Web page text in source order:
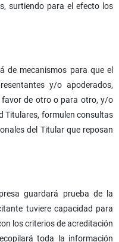
surtiendo para el efecto los
de mecanismos para que el
y/o apoderados,
favor de otro o para otro, y/o
Titulares, formulen consultas
del Titular que reposan
guardará prueba de la
tuviere capacidad para
los criterios de acreditación
toda la información